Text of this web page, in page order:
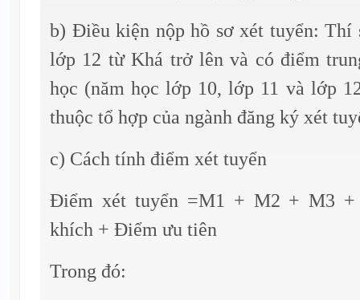
b) Điều kiện nộp hồ sơ xét tuyển: Thí
lớp 12 từ Khá trở lên và có điểm
học (năm học lớp 10, lớp 11 và lớp
thuộc tổ hợp của ngành đăng ký xét
c) Cách tính điểm xét tuyển
Điểm xét tuyển =M1 + M2 + M3 +
khích + Điểm ưu tiên
Trong đó: